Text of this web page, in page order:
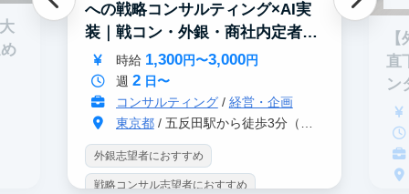
への戦略コンサルティング×AI実
装｜戦コン・外銀・商社内定者多
数
時給 1,300円〜3,000円
週 2日〜
コンサルティング/ 経営・企画
東京都/ 五反田駅から徒歩3分（大崎駅から徒歩8分）
外銀志望者におすすめ
戦略コンサル志望者におすすめ
直
ン